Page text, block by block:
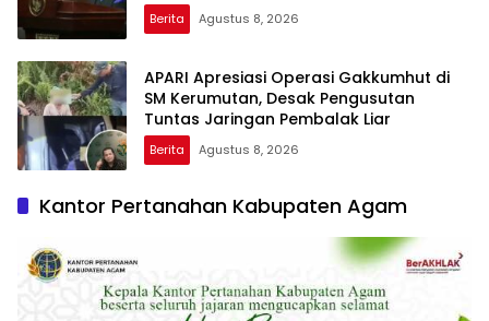
Berita Agustus 8, 2026
APARI Apresiasi Operasi Gakkumhut di
SM Kerumutan, Desak Pengusutan
Tuntas Jaringan Pembalak Liar
Berita Agustus 8, 2026
Kantor Pertanahan Kabupaten Agam